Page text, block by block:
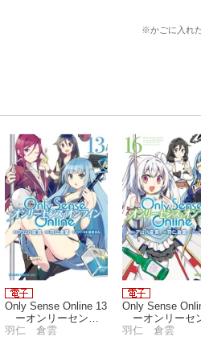
※かごに入れ
Only Sense Online 13
ーオンリーセン
ス・オンラインー
羽仁 倉雲
Only Sense
ーオンリーセ
ス・オンラインー
羽仁 倉雲